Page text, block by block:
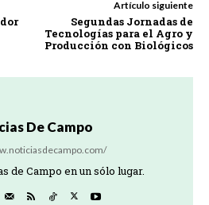
Artículo siguiente
Segundas Jornadas de
Tecnologías para el Agro y
Producción con Biológicos
De Campo
de Campo en un sólo lugar.